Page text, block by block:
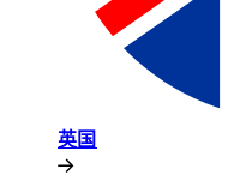
英国​​